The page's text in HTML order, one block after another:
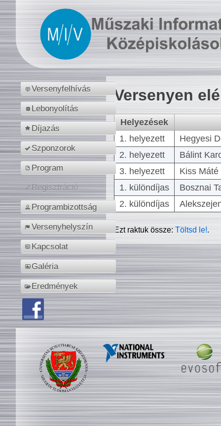
Versenyfelhívás
Lebonyolítás
Díjazás
Szponzorok
Program
Regisztráció
Programbizottság
Versenyhelyszín
Kapcsolat
Galéria
Eredmények
Versenyen
Helyezések
1. helyezett
Hegyesi
2. helyezett
Bálint
3. helyezett
Kiss
1. különdíjas
Bosznai
2. különdíjas
Ezt raktuk össze:Töltsd le!.